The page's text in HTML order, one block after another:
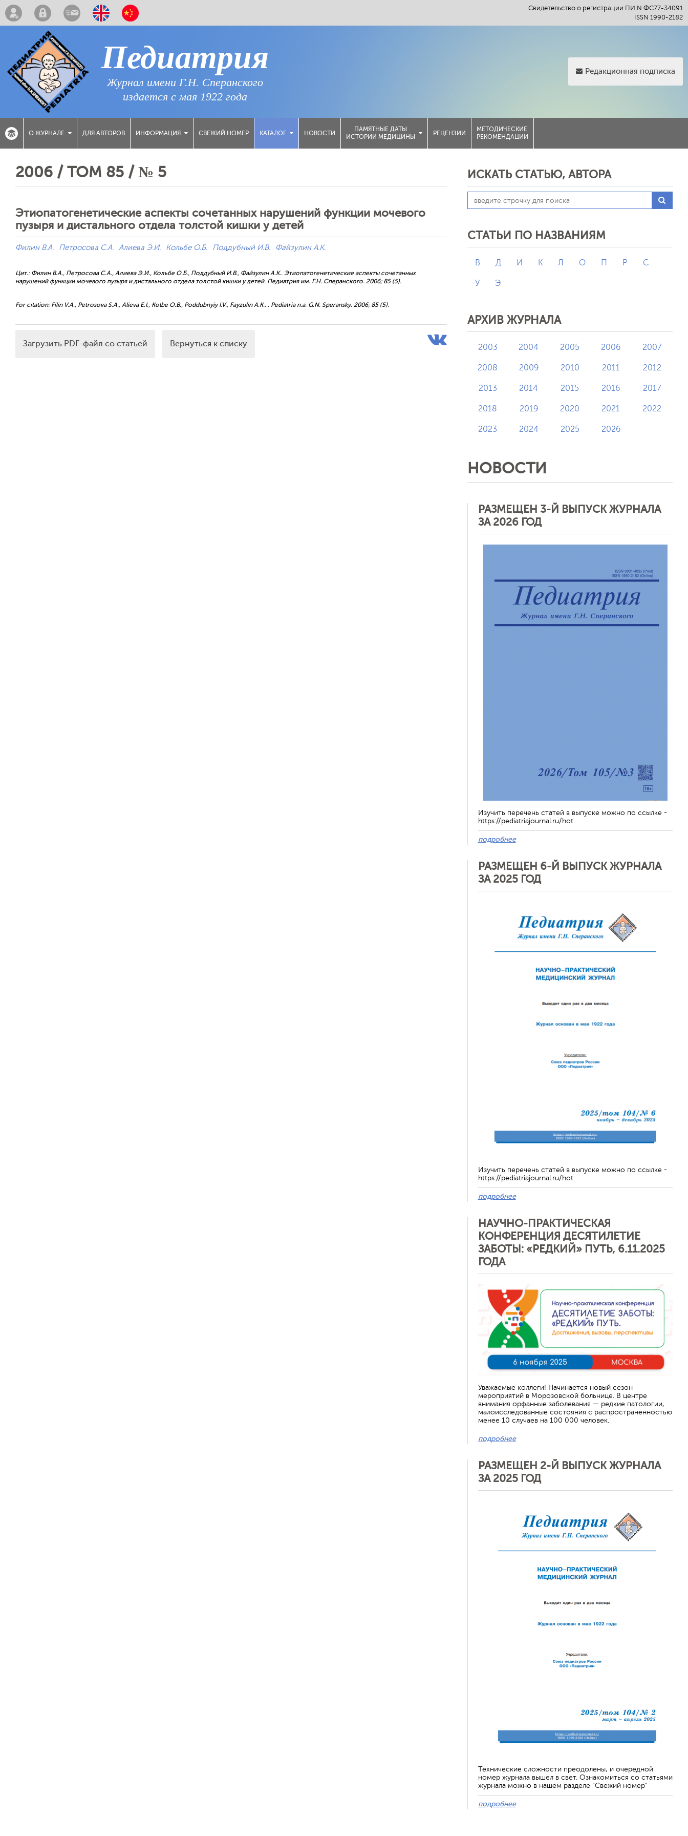
Свидетельство о регистрации ПИ N ФС77-34091
ISSN 1990-2182
Педиатрия
Журнал имени Г.Н. Сперанского
издается с мая 1922 года
Редакционная подписка
О ЖУРНАЛЕ ДЛЯ АВТОРОВ ИНФОРМАЦИЯ СВЕЖИЙ НОМЕР КАТАЛОГ НОВОСТИ
ПАМЯТНЫЕ ДАТЫ
ИСТОРИИ МЕДИЦИНЫ
РЕЦЕНЗИИ
МЕТОДИЧЕСКИЕ
РЕКОМЕНДАЦИИ
2006 / ТОМ 85 / № 5
Этиопатогенетические аспекты сочетанных нарушений функции мочевого
пузыря и дистального отдела толстой кишки у детей
Филин В.А. Петросова С.А. Алиева Э.И. Кольбе О.Б. Поддубный И.В. Файзулин А.К.
Цит.: Филин В.А., Петросова С.А., Алиева Э.И., Кольбе О.Б., Поддубный И.В., Файзулин А.К.. Этиопатогенетические аспекты сочетанных
нарушений функции мочевого пузыря и дистального отдела толстой кишки у детей. Педиатрия им. Г.Н. Сперанского. 2006; 85 (5).
For citation: Filin V.A., Petrosova S.A., Alieva E.I., Kolbe O.B., Poddubnyiy I.V., Fayzulin A.K.. . Pediatria n.a. G.N. Speransky. 2006; 85 (5).
Загрузить PDF-файл со статьей Вернуться к списку
ИСКАТЬ СТАТЬЮ, АВТОРА
СТАТЬИ ПО НАЗВАНИЯМ
В Д И К Л О П Р С
У Э
АРХИВ ЖУРНАЛА
2003 2004 2005 2006 2007
2008 2009 2010 2011 2012
2013 2014 2015 2016 2017
2018 2019 2020 2021 2022
2023 2024 2025 2026
НОВОСТИ
РАЗМЕЩЕН 3-Й ВЫПУСК ЖУРНАЛА
ЗА 2026 ГОД
Изучить перечень статей в выпуске можно по ссылке -
https://pediatriajournal.ru/hot
подробнее
РАЗМЕЩЕН 6-Й ВЫПУСК ЖУРНАЛА
ЗА 2025 ГОД
Изучить перечень статей в выпуске можно по ссылке -
https://pediatriajournal.ru/hot
подробнее
НАУЧНО-ПРАКТИЧЕСКАЯ
КОНФЕРЕНЦИЯ ДЕСЯТИЛЕТИЕ
ЗАБОТЫ: «РЕДКИЙ» ПУТЬ, 6.11.2025
ГОДА
Уважаемые коллеги! Начинается новый сезон
мероприятий в Морозовской больнице. В центре
внимания орфанные заболевания — редкие патологии,
малоисследованные состояния с распространенностью
менее 10 случаев на 100 000 человек.
подробнее
РАЗМЕЩЕН 2-Й ВЫПУСК ЖУРНАЛА
ЗА 2025 ГОД
Технические сложности преодолены, и очередной
номер журнала вышел в свет. Ознакомиться со статьями
журнала можно в нашем разделе "Свежий номер"
подробнее
Отменить